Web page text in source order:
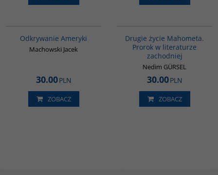
Odkrywanie Ameryki
Machowski Jacek
30.00PLN
ZOBACZ
Drugie życie Mahometa.
Prorok w literaturze
zachodniej
Nedim GÜRSEL
30.00PLN
ZOBACZ